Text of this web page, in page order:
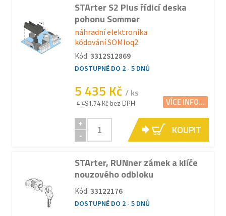
STArter S2 Plus řídicí deska
pohonu Sommer
náhradní elektronika
kódování SOMloq2
Kód: 3312S12869
DOSTUPNÉ DO 2 - 5 DNŮ
5 435 Kč / ks
4 491.74 Kč bez DPH VÍCE INFO...
+
-
KOUPIT
STArter, RUNner zámek a klíče
nouzového odbloku
Kód: 33122176
DOSTUPNÉ DO 2 - 5 DNŮ